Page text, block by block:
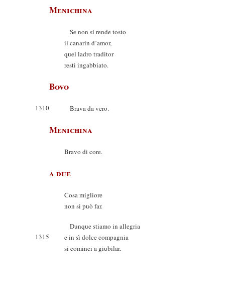
Menichina
Se non si rende tosto
il canarin d’amor,
quel ladro traditor
resti ingabbiato.
Bovo
1310 Brava da vero.
Menichina
Bravo di core.
a due
Cosa migliore
non si può far.
Dunque stiamo in allegria
1315
e in sì dolce compagnia
si cominci a giubilar.